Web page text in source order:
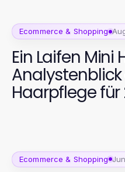
Ecommerce & Shopping
Ein Laifen Mini
Haarpflege für
Ecommerce & Shopping